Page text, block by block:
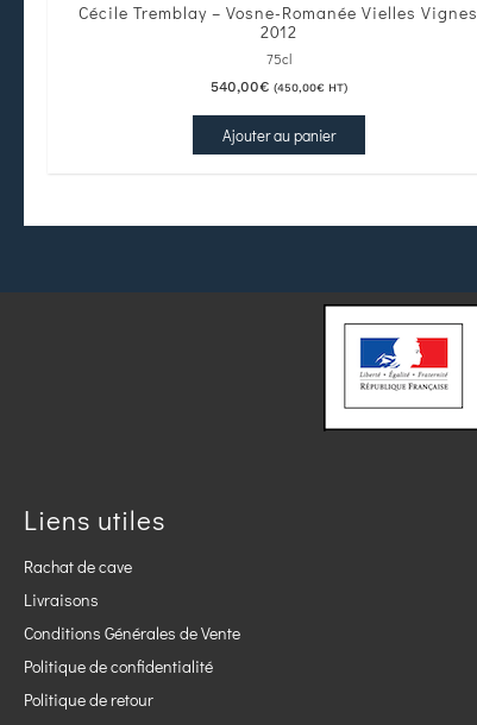
Cécile Tremblay – Vosne-Romanée Vielles Vignes
2012
75cl
540,00€ (450,00€HT)
Ajouter au panier
Liens utiles
Rachat de cave
Livraisons
Conditions Générales de Vente
Politique de confidentialité
Politique de retour